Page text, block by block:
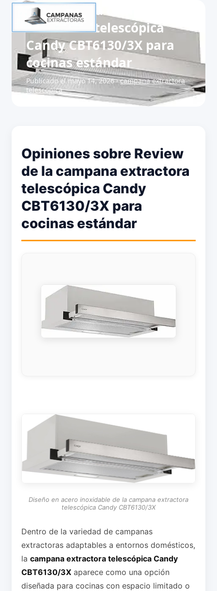
Review de la campana
extractora telescópica
Candy CBT6130/3X para
cocinas estándar
Publicado el mayo 14, 2026 ·campana extractora
telescopica
Opiniones sobre Review
de la campana extractora
telescópica Candy
CBT6130/3X para
cocinas estándar
Diseño en acero inoxidable de la campana extractora
telescópica Candy CBT6130/3X
Dentro de la variedad de campanas
extractoras adaptables a entornos domésticos,
la campana extractora telescópica Candy
CBT6130/3X aparece como una opción
diseñada para cocinas con espacio limitado o